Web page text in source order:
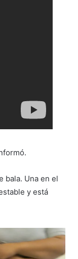
bala. Una en el
y está